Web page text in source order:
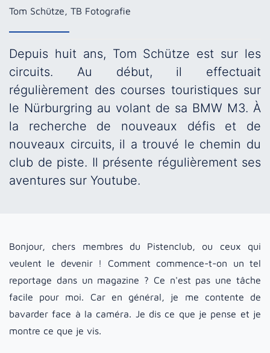
Depuis huit ans, Tom Schütze est sur les
circuits. Au début, il effectuait
régulièrement des courses touristiques sur
le Nürburgring au volant de sa BMW M3. À
la recherche de nouveaux défis et de
nouveaux circuits, il a trouvé le chemin du
club de piste. Il présente régulièrement ses
aventures sur Youtube.
Tom Schütze, TB Fotografie
Bonjour, chers membres du Pistenclub, ou ceux qui
veulent le devenir ! Comment commence-t-on un tel
reportage dans un magazine ? Ce n'est pas une tâche
facile pour moi. Car en général, je me contente de
bavarder face à la caméra. Je dis ce que je pense et je
montre ce que je vis.